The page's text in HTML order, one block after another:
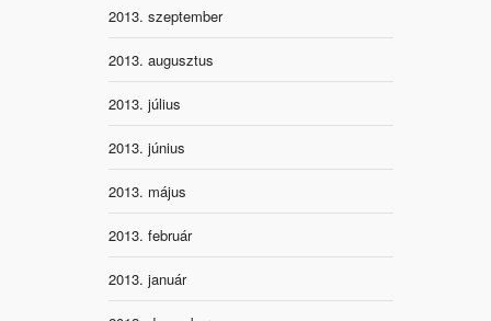
2013. szeptember
2013. augusztus
2013. július
2013. június
2013. május
2013. február
2013. január